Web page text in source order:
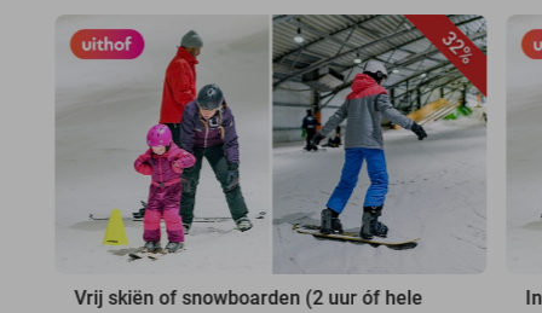
32%
Vrij skiën of snowboarden (2 uur óf hele